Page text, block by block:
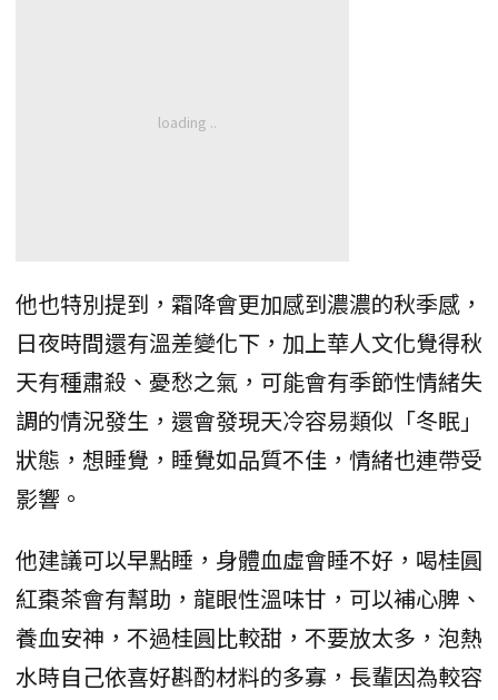
他也特別提到，霜降會更加感到濃濃的秋季感，
日夜時間還有溫差變化下，加上華人文化覺得秋
天有種肅殺、憂愁之氣，可能會有季節性情緒失
調的情況發生，還會發現天冷容易類似「冬眠」
狀態，想睡覺，睡覺如品質不佳，情緒也連帶受
影響。
他建議可以早點睡，身體血虛會睡不好，喝桂圓
紅棗茶會有幫助，龍眼性溫味甘，可以補心脾、
養血安神，不過桂圓比較甜，不要放太多，泡熱
水時自己依喜好斟酌材料的多寡，長輩因為較容